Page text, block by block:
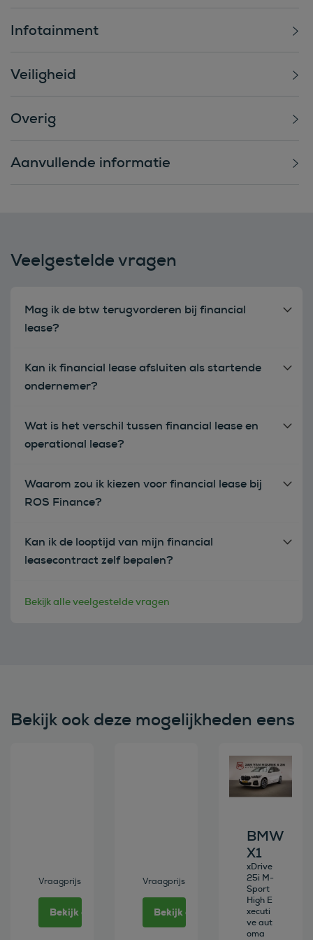
Infotainment
Veiligheid
Overig
Aanvullende informatie
Veelgestelde vragen
Mag ik de btw terugvorderen bij financial
lease?
Kan ik financial lease afsluiten als startende
ondernemer?
Wat is het verschil tussen financial lease en
operational lease?
Waarom zou ik kiezen voor financial lease bij
ROS Finance?
Kan ik de looptijd van mijn financial
leasecontract zelf bepalen?
Bekijk alle veelgestelde vragen
Bekijk ook deze mogelijkheden eens
Vraagprijs
Bekijk deze auto
Vraagprijs
Bekijk deze auto
Bekijk deze
BMW
X1
xDrive
25i M-
Sport
High E
xecuti
ve aut
oma